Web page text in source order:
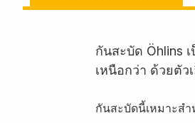
กันสะบัด Öhlins
เหนือกว่า ด้วยตั
กันสะบัดนี้เหมาะสำ